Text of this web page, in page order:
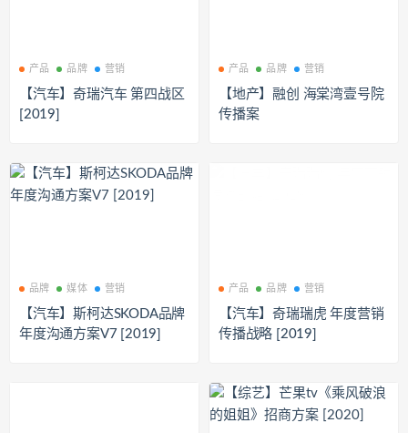
产品 品牌 营销
【汽车】奇瑞汽车 第四战区
[2019]
产品 品牌 营销
【地产】融创 海棠湾壹号院
传播案
品牌 媒体 营销
【汽车】斯柯达SKODA品牌
年度沟通方案V7 [2019]
产品 品牌 营销
【汽车】奇瑞瑞虎 年度营销
传播战略 [2019]